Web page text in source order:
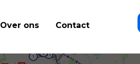
Over ons Contact